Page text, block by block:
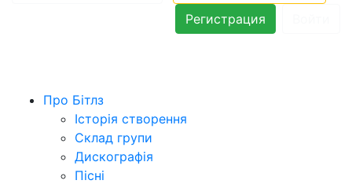
Регистрация
Про Бітлз
Історія створення
Склад групи
Дискографія
Пісні